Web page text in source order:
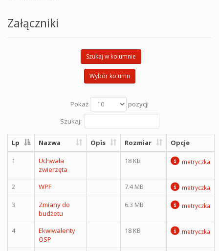
Załączniki
Szukaj w kolumnie
Wybór kolumn
Pokaż
pozycji
Szukaj:
Lp Nazwa Opis Rozmiar Opcje
1
Uchwała
zwierzęta
18 KB metryczka
2 WPF 7.4 MB metryczka
3
Zmiany do
budżetu
6.3 MB metryczka
4
Ekwiwalenty
OSP
18 KB metryczka